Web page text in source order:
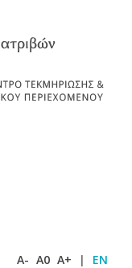
A- A0 A+ | EN